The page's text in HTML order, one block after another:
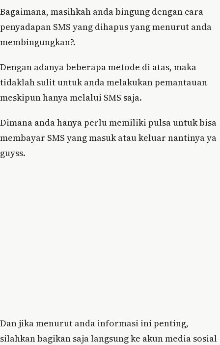
Bagaimana, masihkah anda bingung dengan cara
penyadapan SMS yang dihapus yang menurut anda
membingungkan?.
Dengan adanya beberapa metode di atas, maka
tidaklah sulit untuk anda melakukan pemantauan
meskipun hanya melalui SMS saja.
Dimana anda hanya perlu memiliki pulsa untuk bisa
membayar SMS yang masuk atau keluar nantinya ya
guyss.
Dan jika menurut anda informasi ini penting,
silahkan bagikan saja langsung ke akun media sosial